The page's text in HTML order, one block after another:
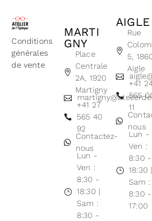
Conditions
générales
de vente
MARTI
GNY
Place
Centrale
2A, 1920
Martigny
+41 27
565 40
92
Contactez-
nous
Lun -
Ven :
8:30 -
18:30 |
Sam :
8:30 -
AIGLE
Rue
5,
Aigle
+41
565
11
nous
Lun -
Ven :
8:30 -
18:30 |
Sam :
8:30 -
17:00